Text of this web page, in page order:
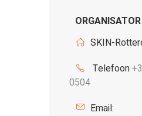
ORGANISATOR
SKIN-
Telefoon
0504
Email: